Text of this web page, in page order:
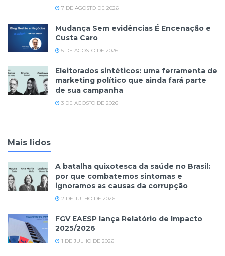
7 DE AGOSTO DE 2026
Mudança Sem evidências É Encenação e
Custa Caro
5 DE AGOSTO DE 2026
Eleitorados sintéticos: uma ferramenta de
marketing político que ainda fará parte
de sua campanha
3 DE AGOSTO DE 2026
Mais lidos
A batalha quixotesca da saúde no Brasil:
por que combatemos sintomas e
ignoramos as causas da corrupção
2 DE JULHO DE 2026
FGV EAESP lança Relatório de Impacto
2025/2026
1 DE JULHO DE 2026